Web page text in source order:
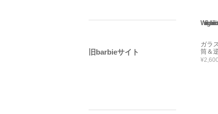
Warning: Use of undefined constant rand -
ガラ
筒＆
旧barbieサイト